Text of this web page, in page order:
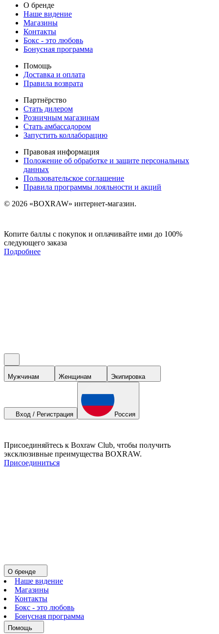
О бренде
Наше видение
Магазины
Контакты
Бокс - это любовь
Бонусная программа
Помощь
Доставка и оплата
Правила возврата
Партнёрство
Стать дилером
Розничным магазинам
Стать амбассадором
Запустить коллаборацию
Правовая информация
Положение об обработке и защите персональных
данных
Пользовательское соглашение
Правила программы лояльности и акций
© 2026 «BOXRAW» интернет-магазин.
Копите баллы с покупок и оплачивайте ими до 100%
следующего заказа
Подробнее
Мужчинам Женщинам Экипировка
Вход / Регистрация Россия
Присоединяйтесь к Boxraw Club, чтобы получить
эксклюзивные преимущества BOXRAW.
Присоединиться
О бренде
Наше видение
Магазины
Контакты
Бокс - это любовь
Бонусная программа
Помощь